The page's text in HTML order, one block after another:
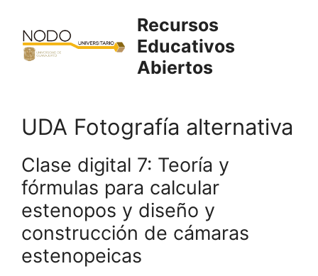
contenido
Recursos
Educativos
Abiertos
UDA Fotografía alternativa
Clase digital 7: Teoría y
fórmulas para calcular
estenopos y diseño y
construcción de cámaras
estenopeicas